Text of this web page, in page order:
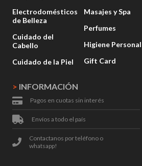
> INFORMACIÓN
Pagos en cuotas sin interés
Envíos a todo el país
Contactanos por teléfono o
whatsapp!
Electrodomésticos
de Belleza
Cuidado del
Cabello
Cuidado de la Piel
Masajes y Spa
Perfumes
Higiene Personal
Gift Card